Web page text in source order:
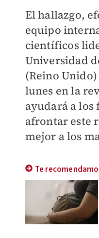
El hallazgo,
equipo
científicos
Universidad
(Reino
lunes en la
ayudará a los
afrontar este
mejor a los
Te